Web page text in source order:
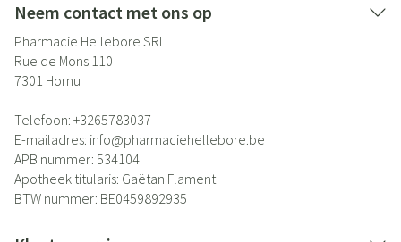
Neem contact met ons op
Pharmacie Hellebore SRL
Rue de Mons 110
7301 Hornu
Telefoon: +3265783037
E-mailadres: info@pharmaciehellebore.be
APB nummer: 534104
Apotheek titularis: Gaëtan Flament
BTW nummer: BE0459892935